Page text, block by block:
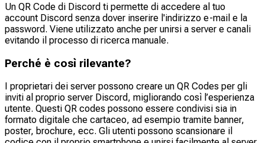
Un QR Code di Discord ti permette di accedere al tuo
account Discord senza dover inserire l'indirizzo e-mail e la
password. Viene utilizzato anche per unirsi a server e canali
evitando il processo di ricerca manuale.
Perché è così rilevante?
I proprietari dei server possono creare un QR Codes per gli
inviti al proprio server Discord, migliorando così l’esperienza
utente. Questi QR codes possono essere condivisi sia in
formato digitale che cartaceo, ad esempio tramite banner,
poster, brochure, ecc. Gli utenti possono scansionare il